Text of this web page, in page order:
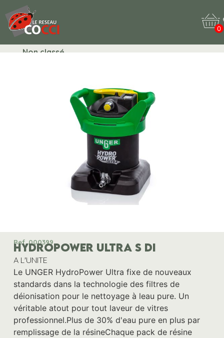
0
Non classé
Ref. 000399
HYDROPOWER ULTRA S DI
A L'UNITE
Le UNGER HydroPower Ultra fixe de nouveaux
standards dans la technologie des filtres de
déionisation pour le nettoyage à leau pure. Un
véritable atout pour tout laveur de vitres
professionnel.Plus de 30% d'eau pure en plus par
remplissage de la résineChaque pack de résine